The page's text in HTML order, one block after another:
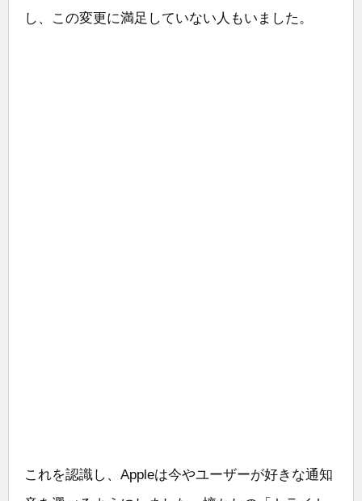
し、この変更に満足していない人もいました。
これを認識し、Appleは今やユーザーが好きな通知